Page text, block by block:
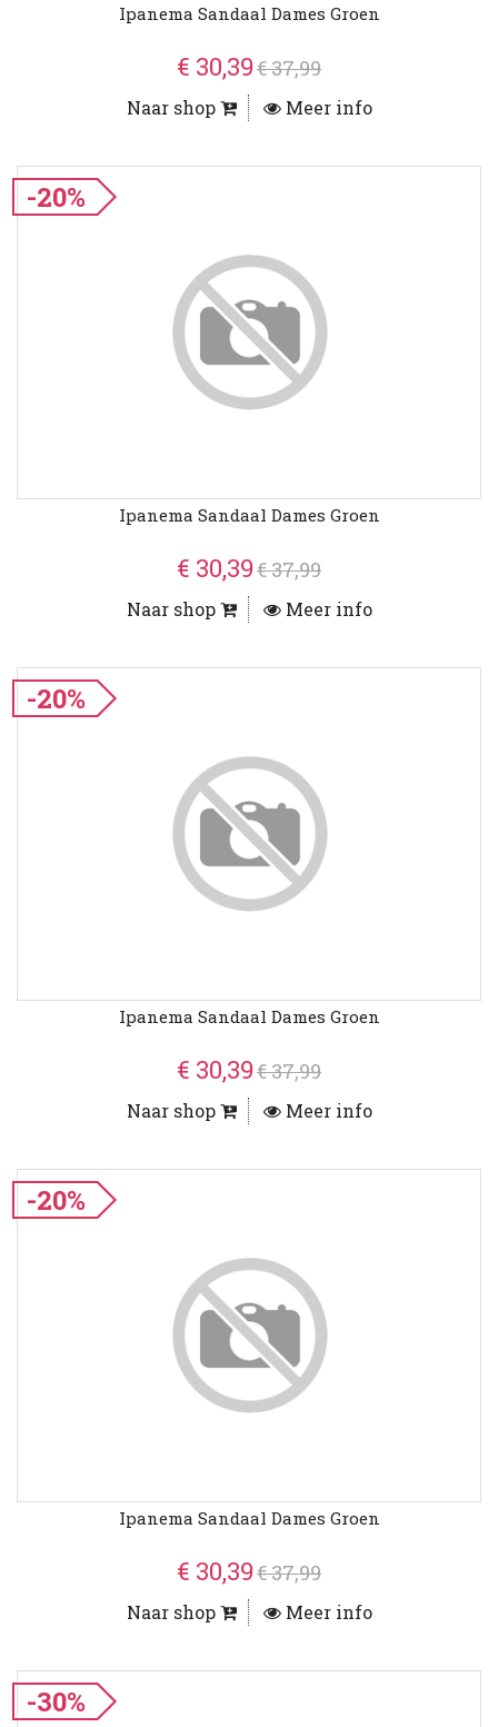
Ipanema Sandaal Dames Groen
€ 30,39€ 37,99
Naar shop Meer info
-20%
Ipanema Sandaal Dames Groen
€ 30,39€ 37,99
Naar shop Meer info
-20%
Ipanema Sandaal Dames Groen
€ 30,39€ 37,99
Naar shop Meer info
-20%
Ipanema Sandaal Dames Groen
€ 30,39€ 37,99
Naar shop Meer info
-30%